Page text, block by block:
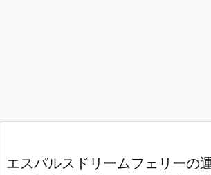
エスパルスドリームフェリーの